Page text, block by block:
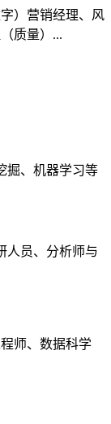
）营销经理、风
质量）...
掘、机器学习等
人员、分析师与
师、数据科学